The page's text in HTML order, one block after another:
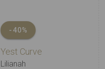
-40%
Yest Curve
Lilianah